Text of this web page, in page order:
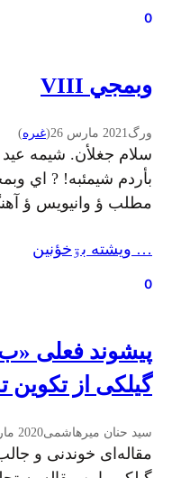
زعم خودم بسیاری از
0
وبمجي VIII
ورگ2021 مارس 26 (غىره)
سلام جغلأن. شيمه
بأردم شيمئبه! ? اي
مطلب ؤ وانيويس ؤ
بۊبۊن. ۱. «کۊچ
صمد بهرنگي بنویشته.
… ويشته بۊخؤنين
0
پیشوند فعلی
گیلکی از تکوین
سید حنان میرهاشمی2020 مارس 14
مقاله‌ای خوندنی و